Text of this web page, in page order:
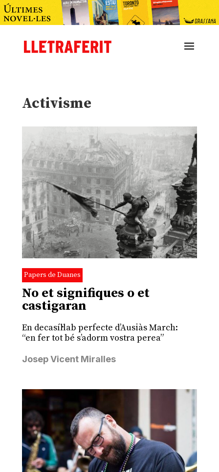
Activisme
Papers de Duanes
No et signifiques o et
castigaran
En decasíl·lab perfecte d’Ausiàs March:
“en fer tot bé s’adorm vostra perea”
Josep Vicent Miralles